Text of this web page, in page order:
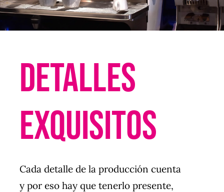
Detalles
exquisitos
Cada detalle de la producción cuenta
y por eso hay que tenerlo presente,